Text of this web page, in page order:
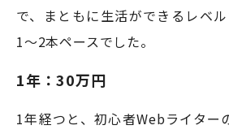
で、まともに生活ができるレベ
1〜2本ペースでした。
1年：30万円
1年経つと、初心者Webライター